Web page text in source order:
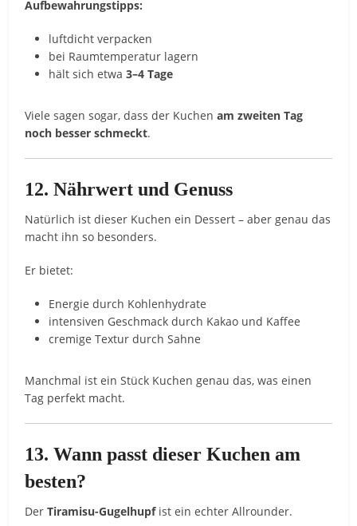
Aufbewahrungstipps:
luftdicht verpacken
bei Raumtemperatur lagern
hält sich etwa3–4 Tage
Viele sagen sogar, dass der Kuchenam zweiten Tag
noch besser schmeckt.
12. Nährwert und Genuss
Natürlich ist dieser Kuchen ein Dessert – aber genau das
macht ihn so besonders.
Er bietet:
Energie durch Kohlenhydrate
intensiven Geschmack durch Kakao und Kaffee
cremige Textur durch Sahne
Manchmal ist ein Stück Kuchen genau das, was einen
Tag perfekt macht.
13. Wann passt dieser Kuchen am
besten?
DerTiramisu-Gugelhupfist ein echter Allrounder.